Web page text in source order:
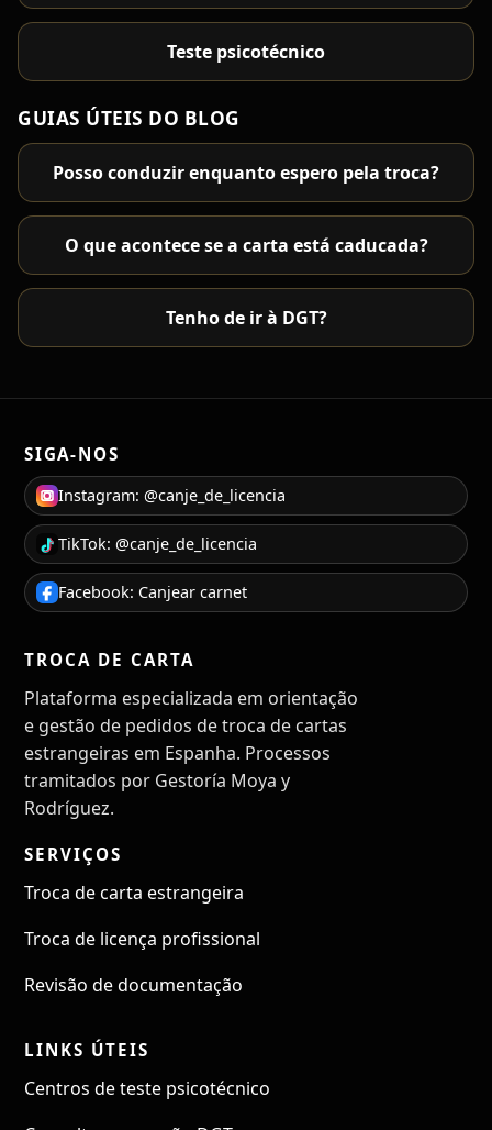
Teste psicotécnico
GUIAS ÚTEIS DO BLOG
Posso conduzir enquanto espero pela troca?
O que acontece se a carta está caducada?
Tenho de ir à DGT?
SIGA-NOS
Instagram: @canje_de_licencia
TikTok: @canje_de_licencia
Facebook: Canjear carnet
TROCA DE CARTA
Plataforma especializada em orientação
e gestão de pedidos de troca de cartas
estrangeiras em Espanha. Processos
tramitados por Gestoría Moya y
Rodríguez.
SERVIÇOS
Troca de carta estrangeira
Troca de licença profissional
Revisão de documentação
LINKS ÚTEIS
Centros de teste psicotécnico